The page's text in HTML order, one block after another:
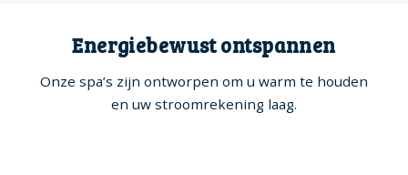
Energiebewust ontspannen
Onze spa’s zijn ontworpen om u warm te houden
en uw stroomrekening laag.